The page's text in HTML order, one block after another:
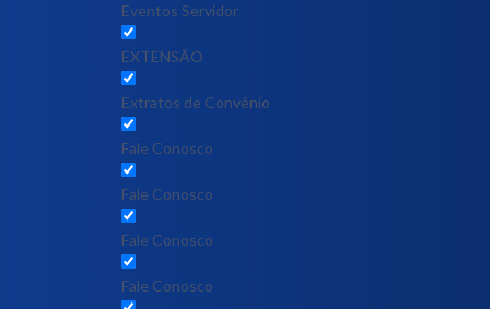
Eventos Servidor
EXTENSÃO
Extratos de Convênio
Fale Conosco
Fale Conosco
Fale Conosco
Fale Conosco